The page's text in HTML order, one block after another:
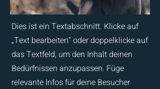
Dies ist ein Textabschnitt. Klicke auf
„Text bearbeiten” oder doppelklicke auf
das Textfeld, um den Inhalt deinen
Bedürfnissen anzupassen. Füge
relevante Infos für deine Besucher